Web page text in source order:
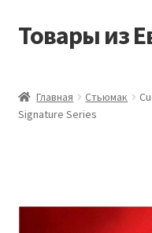
Перейти
Перейти
Товары из
Виды доставки
Главная Стьюмак
Signature Series